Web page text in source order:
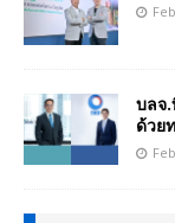
บลจ.
ด้วย